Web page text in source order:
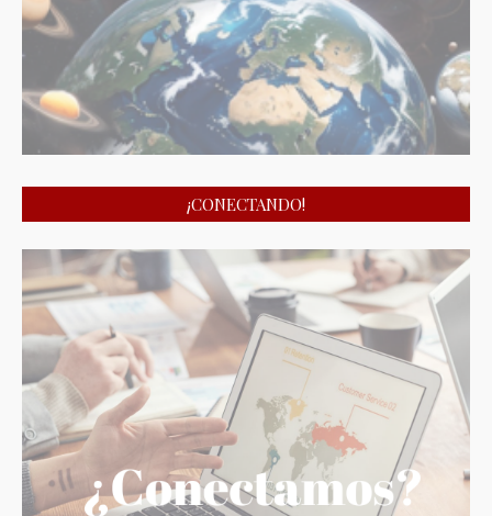
¡CONECTANDO!